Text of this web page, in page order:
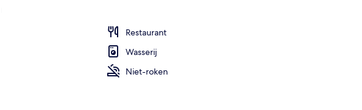
Restaurant
Wasserij
Niet-roken